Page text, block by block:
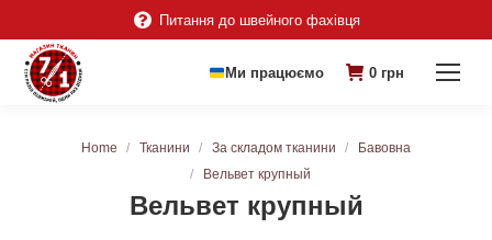
Питання до швейного фахівця
Ми працюємо 0 грн
Вельвет крупный
You are here:
Home Тканини За складом тканини
Бавовна
Вельвет крупный